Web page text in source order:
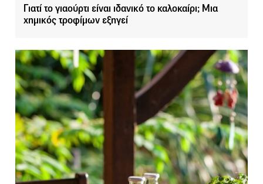
Γιατί το γιαούρτι είναι ιδανικό το καλοκαίρι; Μια
χημικός τροφίμων εξηγεί